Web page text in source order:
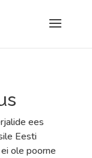
ees
Eesti
ole poorne